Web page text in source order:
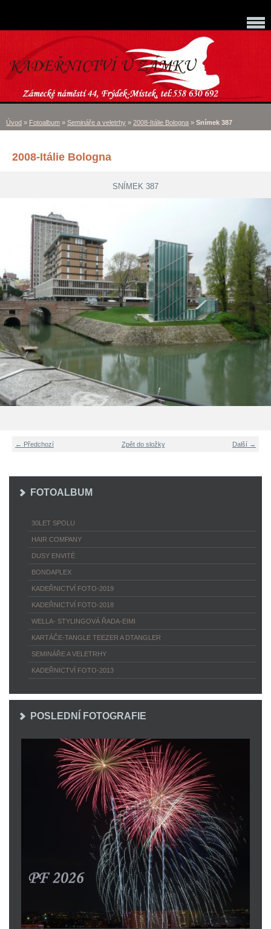
Úvod » Fotoalbum » Semináře a veletrhy » 2008-Itálie Bologna » Snímek 387
2008-Itálie Bologna
SNÍMEK 387
← Předchozí Další →
Zpět do složky
FOTOALBUM
30LET SPOLU
HAIR COMPANY
DUSY ENVITÉ
BONDAPLEX
KADEŘNICTVÍ FOTO-2019
KADEŘNICTVÍ FOTO-2018
WELLA- STYLINGOVÁ ŘADA-EIMI
KARTÁČE-TANGLE TEEZER A DTANGLER
SEMINÁŘE A VELETRHY
KADEŘNICTVÍ FOTO-2013
POSLEDNÍ FOTOGRAFIE